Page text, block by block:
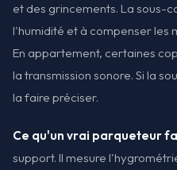
et des grincements. La sous-
l'humidité et à compenser les
En appartement, certaines
la transmission sonore. Si la
la faire préciser.
Ce qu'un vrai parqueteur
support. Il mesure